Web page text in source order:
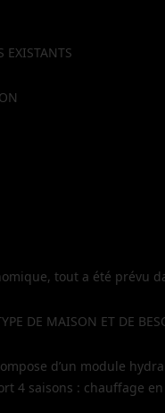
EXISTANTS
tout a été
DE MAISON ET DE
d’un module
4 saisons : chauffage